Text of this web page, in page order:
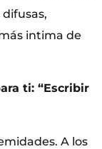
intima de
ti: “Escribir
A los